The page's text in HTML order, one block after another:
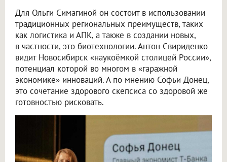
Для Ольги Симагиной он состоит в использовании
традиционных региональных преимуществ, таких
как логистика и АПК, а также в создании новых,
в частности, это биотехнологии. Антон Свириденко
видит Новосибирск «наукоёмкой столицей России»,
потенциал которой во многом в «гаражной
экономике» инноваций. А по мнению Софьи Донец,
это сочетание здорового скепсиса со здоровой же
готовностью рисковать.